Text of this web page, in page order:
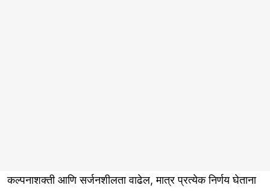
कल्पनाशक्ती आणि सर्जनशीलता वाढेल, मात्र प्रत्येक निर्णय घेताना